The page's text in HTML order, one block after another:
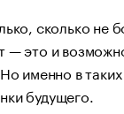
сколько не
— это и
именно в
будущего.